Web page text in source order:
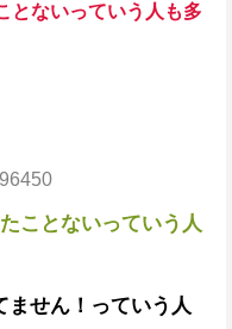
とないっていう人も多
ことないっていう人
ません！っていう人